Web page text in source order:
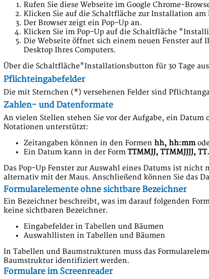
Rufen Sie diese Webseite im Google Chrome-
Klicken Sie auf die Schaltfläche zur Installation am
Der Browser zeigt ein Pop-Up an.
Klicken Sie im Pop-Up auf die Schaltfläche
Die Webseite öffnet sich einem neuen Fenster auf
Desktop Ihres Computers.
Über die Schaltfläche"Installationsbutton für 30 Tage
Pflichteingabefelder
Die mit Sternchen (*) versehenen Felder sind
Zahlen- und Datenformate
An vielen Stellen stehen Sie vor der Aufgabe, ein
Notationen unterstützt:
Zeitangaben können in den Formen hh, hh:mm
Ein Datum kann in der Form TTMMJJ, TTMMJJJJ,
Das Pop-Up Fenster zur Auswahl eines Datums ist nicht
alternativ mit der Maus. Anschließend können Sie das
Formularelemente ohne sichtbare Bezeichner
Ein Bezeichner beschreibt, was im darauf folgenden
keine sichtbaren Bezeichner.
Eingabefelder in Tabellen und Bäumen
Auswahllisten in Tabellen und Bäumen
In Tabellen und Baumstrukturen muss das
Baumstruktur identifiziert werden.
Formulare im Screenreader